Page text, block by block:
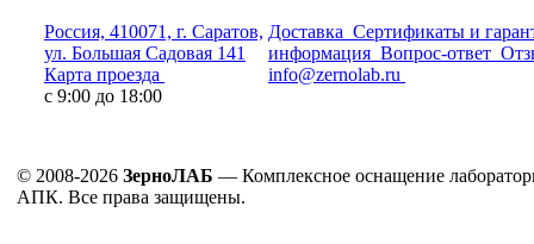
Россия, 410071, г. Саратов,
ул. Большая Садовая 141
Карта проезда
с 9:00 до 18:00
Доставка Сертификаты и
информация Вопрос-ответ
info@zernolab.ru
© 2008-2026 ЗерноЛАБ — Комплексное оснащение
АПК. Все права защищены.